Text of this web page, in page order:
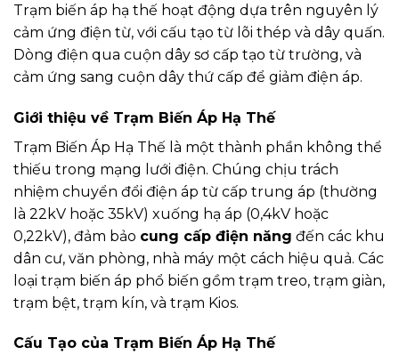
Trạm biến áp hạ thế hoạt động dựa trên nguyên lý
cảm ứng điện từ, với cấu tạo từ lõi thép và dây quấn.
Dòng điện qua cuộn dây sơ cấp tạo từ trường, và
cảm ứng sang cuộn dây thứ cấp để giảm điện áp.
Giới thiệu về Trạm Biến Áp Hạ Thế
Trạm Biến Áp Hạ Thế là một thành phần không thể
thiếu trong mạng lưới điện. Chúng chịu trách
nhiệm chuyển đổi điện áp từ cấp trung áp (thường
là 22kV hoặc 35kV) xuống hạ áp (0,4kV hoặc
0,22kV), đảm bảo cung cấp điện năng đến các khu
dân cư, văn phòng, nhà máy một cách hiệu quả. Các
loại trạm biến áp phổ biến gồm trạm treo, trạm giàn,
trạm bệt, trạm kín, và trạm Kios.
Cấu Tạo của Trạm Biến Áp Hạ Thế